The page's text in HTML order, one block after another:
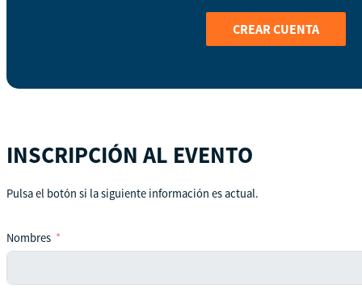
CREAR CUENTA
INSCRIPCIÓN AL EVENTO
Pulsa el botón si la siguiente información es actual.
Nombres